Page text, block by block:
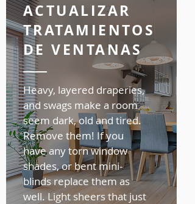
ACTUALIZAR
TRATAMIENTOS
DE VENTANAS
Heavy, layered draperies,
and swags make a room
seem dark, old and tired.
Remove them! If you
have any torn window
shades, or bent mini-
blinds replace them as
well. Light sheers that just